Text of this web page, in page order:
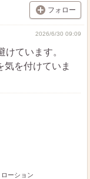
フォロー
2026/6/30 09:09
ています。
を付けていま
ーション